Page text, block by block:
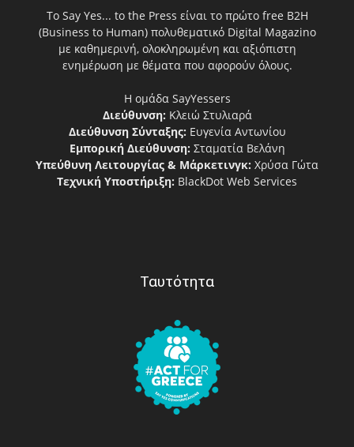
Το Say Yes... to the Press είναι το πρώτο free Β2Η
(Business to Human) πολυθεματικό Digital Magazino
με καθημερινή, ολοκληρωμένη και αξιόπιστη
ενημέρωση με θέματα που αφορούν όλους.
Η ομάδα SayYessers
Διεύθυνση: Κλειώ Στυλιαρά
Διεύθυνση Σύνταξης: Ευγενία Αντωνίου
Εμπορική Διεύθυνση: Σταματία Βελάνη
Υπεύθυνη Λειτουργίας & Μάρκετινγκ: Χρύσα Γώτα
Τεχνική Υποστήριξη: BlackDot Web Services
Ταυτότητα